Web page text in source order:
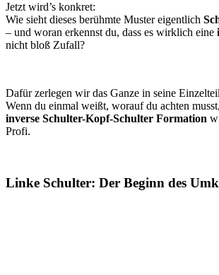
Jetzt wird’s konkret:
Wie sieht dieses berühmte Muster eigentlich
– und woran erkennst du, dass es wirklich eine
nicht bloß Zufall?
Dafür zerlegen wir das Ganze in seine
Wenn du einmal weißt, worauf du achten
inverse Schulter-Kopf-Schulter Formation
Profi.
Linke Schulter: Der Beginn des